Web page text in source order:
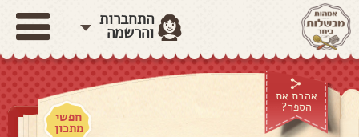
התחברות
והרשמה
אהבת את
הספר?
חפשי
מתכון